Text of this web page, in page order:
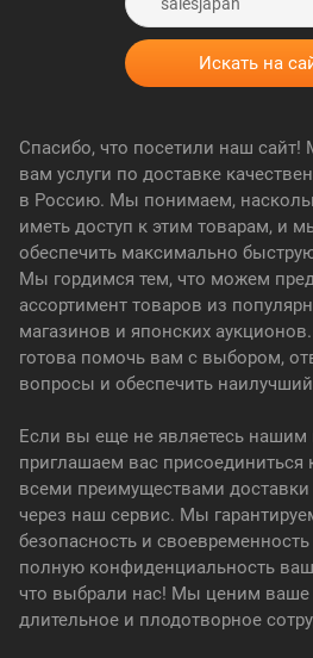
Спасибо, что посетили наш
вам услуги по доставке
в Россию. Мы понимаем,
иметь доступ к этим товарам, и
обеспечить максимально
Мы гордимся тем, что можем
ассортимент товаров из
магазинов и японских
готова помочь вам с выбором,
вопросы и обеспечить
Если вы еще не являетесь
приглашаем вас присоединиться
всеми преимуществами доставки
через наш сервис. Мы
безопасность и
полную конфиденциальность
что выбрали нас! Мы ценим ваше
длительное и плодотворное